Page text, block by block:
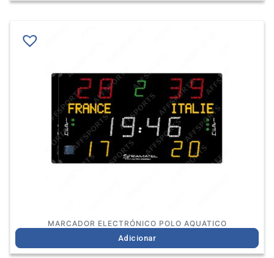
MARCADOR ELECTRÓNICO POLO AQUATICO
Adicionar